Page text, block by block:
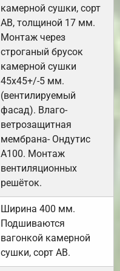
камерной сушки, сорт
АВ, толщиной 17 мм.
Монтаж через
строганый брусок
камерной сушки
45х45+/-5 мм.
(вентилируемый
фасад). Влаго-
ветрозащитная
мембрана- Ондутис
А100. Монтаж
вентиляционных
решёток.
Ширина 400 мм.
Подшиваются
вагонкой камерной
сушки, сорт АВ.